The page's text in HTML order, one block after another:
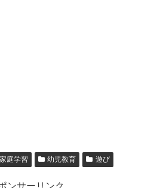
家庭学習 幼児教育 遊び
ンサーリンク